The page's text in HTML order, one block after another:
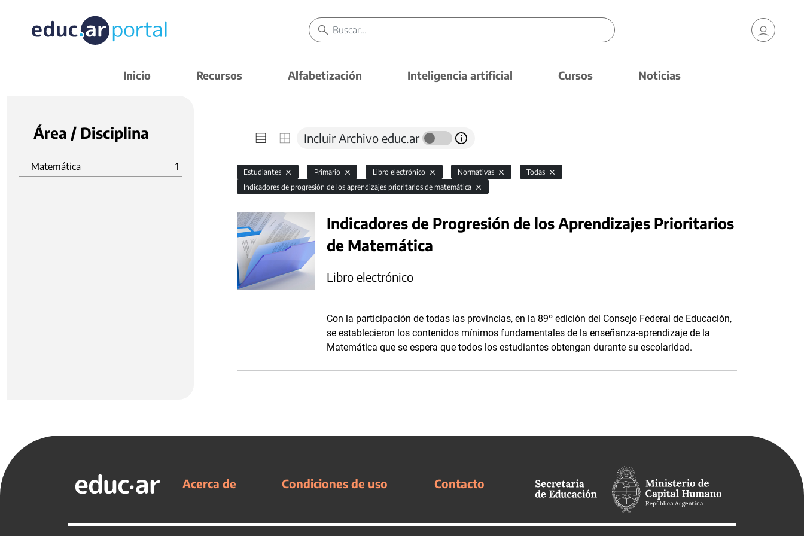
Inicio Recursos Alfabetización Inteligencia artificial Cursos Noticias
Área / Disciplina
Matemática 1
Incluir Archivo educ.ar
Estudiantes Primario Libro electrónico Normativas
Todas
Indicadores de progresión de los aprendizajes prioritarios de matemática
Indicadores de Progresión de los Aprendizajes Prioritarios
de Matemática
Libro electrónico
Con la participación de todas las provincias, en la 89º edición del Consejo Federal de Educación,
se establecieron los contenidos mínimos fundamentales de la enseñanza-aprendizaje de la
Matemática que se espera que todos los estudiantes obtengan durante su escolaridad.
Acerca de Condiciones de uso Contacto